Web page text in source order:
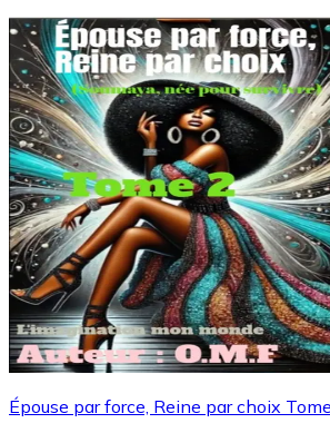
Épouse par force, Reine par choix